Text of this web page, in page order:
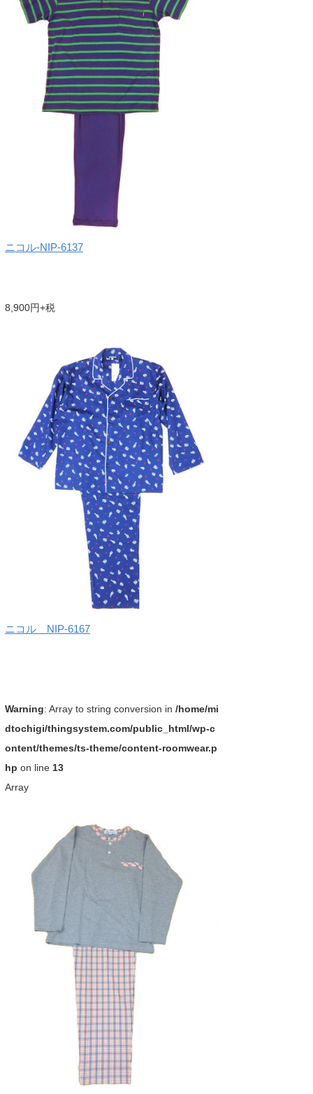
ニコル-NIP-6137
8,900円+税
ニコル NIP-6167
Warning: Array to string conversion in /home/mi
dtochigi/thingsystem.com/public_html/wp-c
ontent/themes/ts-theme/content-roomwear.p
hp on line 13
Array